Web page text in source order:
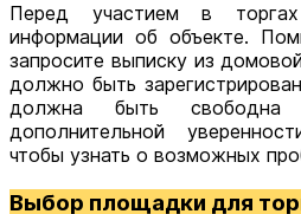
Перед участием в
информации об объекте.
запросите выписку из
должно быть
должна быть
дополнительной
чтобы узнать о возможных
Выбор площадки для